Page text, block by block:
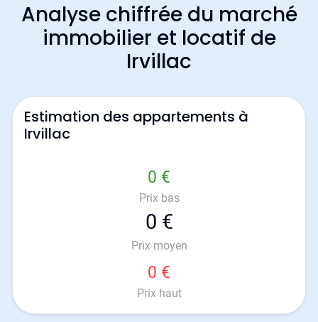
Analyse chiffrée du marché
immobilier et locatif de
Irvillac
Estimation des appartements à
Irvillac
0 €
Prix bas
0 €
Prix moyen
0 €
Prix haut